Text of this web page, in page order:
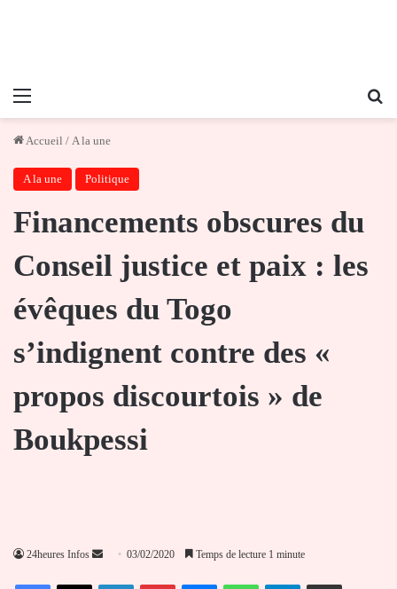
Menu
Accueil / A la une
A la une Politique
Financements obscures du
Conseil justice et paix : les
évêques du Togo
s’indignent contre des «
propos discourtois » de
Boukpessi
24heures Infos
Envoyer03/02/2020 Temps de lecture 1 minute
FacebookX LinkedinPinterestMessengerWhatsAppTelegramPartager par email